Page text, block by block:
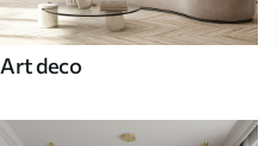
Art deco